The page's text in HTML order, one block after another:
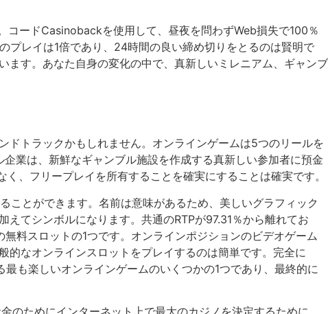
ードCasinobackを使用して、昼夜を問わずWeb損失で100％
プレイは1倍であり、24時間の良い締め切りをとるのは賢明で
す。あなた自身の変化の中で、真新しいミレニアム、ギャンブ
トラックかもしれません。オンラインゲームは5つのリールを
業は、新鮮なギャンブル施設を作成する真新しい参加者に預金
、フリープレイを所有することを確実にすることは確実です。
とができます。名前は意味があるため、美しいグラフィック
てシンボルになります。共通のRTPが97.31％から離れてお
料スロットの1つです。オンラインポジションのビデオゲーム
なオンラインスロットをプレイするのは簡単です。完全に
も楽しいオンラインゲームのいくつかの1つであり、最終的に